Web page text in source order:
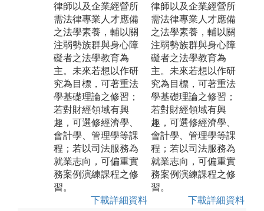
律師以及企業經營所
需法律專業人才應備
之法學素養，輔以關
注弱勢族群與身心障
礙者之法學教育為
主。未來若想以作研
究為目標，可著重法
學基礎理論之修習；
若對財經領域有興
趣，可選修經濟學、
會計學、管理學等課
程；若以司法服務為
就業志向，可偏重實
務案例演練課程之修
習。
下載詳細資料
律師以及企業經營所
需法律專業人才應備
之法學素養，輔以關
注弱勢族群與身心障
礙者之法學教育為
主。未來若想以作研
究為目標，可著重法
學基礎理論之修習；
若對財經領域有興
趣，可選修經濟學、
會計學、管理學等課
程；若以司法服務為
就業志向，可偏重實
務案例演練課程之修
習。
下載詳細資料